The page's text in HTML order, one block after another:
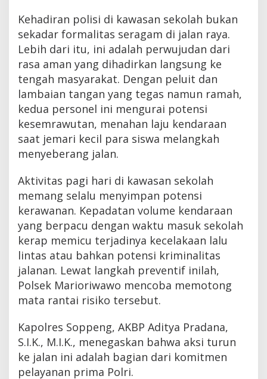
Kehadiran polisi di kawasan sekolah bukan
sekadar formalitas seragam di jalan raya.
Lebih dari itu, ini adalah perwujudan dari
rasa aman yang dihadirkan langsung ke
tengah masyarakat. Dengan peluit dan
lambaian tangan yang tegas namun ramah,
kedua personel ini mengurai potensi
kesemrawutan, menahan laju kendaraan
saat jemari kecil para siswa melangkah
menyeberang jalan.
Aktivitas pagi hari di kawasan sekolah
memang selalu menyimpan potensi
kerawanan. Kepadatan volume kendaraan
yang berpacu dengan waktu masuk sekolah
kerap memicu terjadinya kecelakaan lalu
lintas atau bahkan potensi kriminalitas
jalanan. Lewat langkah preventif inilah,
Polsek Marioriwawo mencoba memotong
mata rantai risiko tersebut.
Kapolres Soppeng, AKBP Aditya Pradana,
S.I.K., M.I.K., menegaskan bahwa aksi turun
ke jalan ini adalah bagian dari komitmen
pelayanan prima Polri.